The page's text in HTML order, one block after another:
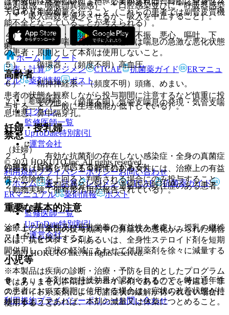
テロイド剤の増量を行うこと（これらの患者では副腎皮質機
能不全となっていることが考えられる）。
９．１．７． 喘息発作重積状態又は喘息の急激な悪化状態
の患者：原則として本剤は使用しないこと。
高齢者
患者の状態を観察しながら投与期間に注意するなど慎重に投
与すること（一般に生理機能が低下している）。
妊婦・授乳婦
（妊婦）
妊婦又は妊娠している可能性のある女性には、治療上の有益
性が危険性を上回ると判断される場合にのみ投与すること
（動物実験で催奇形作用が報告されている）。
（授乳婦）
治療上の有益性及び母乳栄養の有益性を考慮し、授乳の継続
又は中止を検討すること。
小児等
９．７．１． 本剤はステロイド剤であることを考慮し、非
ステロイド系薬剤によって諸症状の緩解が得られない場合に
使用すること。
頭刺激感、咽喉頭異物感）、＊口腔感染並びに＊呼吸器感染
［＊：吸入回数を減少させるか、吸入を中止すること］。
４）． 消化器：（頻度不明）食欲不振、悪心、嘔吐、下
痢。
５）． 循環器：（頻度不明）高血圧。
６）． 精神神経系：（頻度不明）頭痛、めまい。
７）． その他：（頻度不明）気管支喘息の発現・気管支喘
息増悪、鼻中隔穿孔。
禁忌
２．１． 有効な抗菌剤の存在しない感染症・全身の真菌症
の患者［症状を増悪するおそれがある］。
２．２． 本剤の成分に対して過敏症の既往歴のある患者。
重要な基本的注意
８．１． 本剤の投与期間中に鼻症状の悪化がみられた場合
には、抗ヒスタミン剤あるいは、全身性ステロイド剤を短期
間併用し、症状の軽減にあわせて併用薬剤を徐々に減量する
こと。
８．２． 本剤には持続効果が認められるので、特に通年性
の患者において長期に使用する場合は、症状の改善状態が持
続するようであれば、本剤の減量又は休薬につとめること。
ではありません。
ホーム
ノート
表・計算
レジメン CTCAE 抗菌薬ガイド
ERマニュ
アル
薬剤情報 ポスト
新規登録
ログイン
監修医師一覧
UpToDate特別割引
運営会社
© 2021 HOKUTO Inc. All rights reserved.
利用規約プライバシーポリシーお問い合わせ
ホーム
表・計算 レジメン CTCAE
抗菌薬ガイド
ERマニュアル
薬剤情報 ポスト
監修医師一覧
UpToDate特別割引
運営会社
© 2021 HOKUTO Inc. All rights reserved.
※本製品は疾病の診断・治療・予防を目的としたプログラム
ではありません。
利用規約プライバシーポリシーお問い合わせ